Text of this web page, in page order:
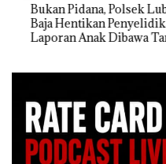
Bukan Pidana, Polsek Lubuk
Baja Hentikan Penyelidikan
Laporan Anak Dibawa Tanpa